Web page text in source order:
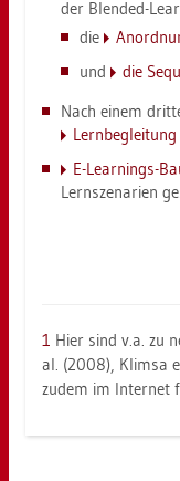
der Blen­ded-
die
und
die
Nach einem
Lern­be­glei­tung
E-Learnings-
Lern­sze­na­ri­en
1 Hier sind v.a. zu
al. (2008), Klim­sa
zudem im In­ter­net